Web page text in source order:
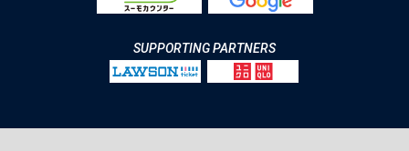
SUPPORTING PARTNERS